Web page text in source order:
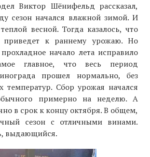
Виктор Шёнифельд рассказал,
сезон начался влажной зимой. И
весной. Тогда казалось, что
приведет к раннему урожаю. Но
начало лета исправило
главное, что весь период
прошел нормально, без
температур. Сбор урожая начался
примерно на неделю. А
в срок к концу октября. В общем,
сезон с отличными винами.
выдающийся.